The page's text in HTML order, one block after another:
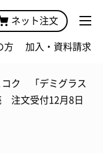
ネット注文
方 加入・資料請求
コク 「デミグラス
注文受付12月8日